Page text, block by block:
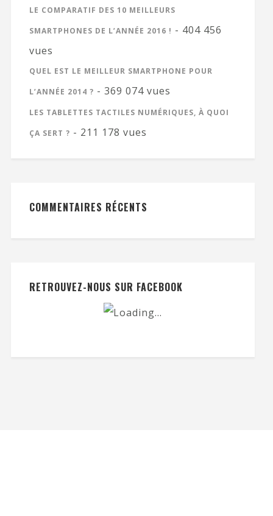
LE COMPARATIF DES 10 MEILLEURS
SMARTPHONES DE L’ANNÉE 2016 ! - 404 456
vues
QUEL EST LE MEILLEUR SMARTPHONE POUR
L’ANNÉE 2014 ? - 369 074 vues
LES TABLETTES TACTILES NUMÉRIQUES, À QUOI
ÇA SERT ? - 211 178 vues
COMMENTAIRES RÉCENTS
RETROUVEZ-NOUS SUR FACEBOOK